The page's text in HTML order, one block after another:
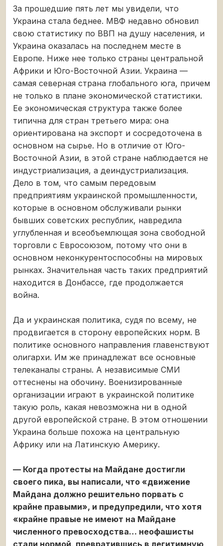
За прошедшие пять лет мы увидели, что
Украина стала беднее. МВФ недавно обновил
свою статистику по ВВП на душу населения, и
Украина оказалась на последнем месте в
Европе. Ниже нее только страны центральной
Африки и Юго-Восточной Азии. Украина —
самая северная страна глобального юга, причем
не только в плане экономической статистики.
Ее экономическая структура также более
типична для стран третьего мира: она
ориентирована на экспорт и сосредоточена в
основном на сырье. Но в отличие от Юго-
Восточной Азии, в этой стране наблюдается не
индустриализация, а деиндустриализация.
Дело в том, что самым передовым
предприятиям украинской промышленности,
которые в основном обслуживали рынки
бывших советских республик, навредила
углубленная и всеобъемлющая зона свободной
торговли с Евросоюзом, потому что они в
основном неконкурентоспособны на мировых
рынках. Значительная часть таких предприятий
находится в Донбассе, где продолжается
война.
Да и украинская политика, судя по всему, не
продвигается в сторону европейских норм. В
политике основного направления главенствуют
олигархи. Им же принадлежат все основные
телеканалы страны. А независимые СМИ
оттеснены на обочину. Военизированные
организации играют в украинской политике
такую роль, какая невозможна ни в одной
другой европейской стране. В этом отношении
Украина больше похожа на центральную
Африку или на Латинскую Америку.
— Когда протесты на Майдане достигли
своего пика, вы написали, что «движение
Майдана должно решительно порвать с
крайне правыми», и предупредили, что хотя
«крайне правые не имеют на Майдане
численного превосходства… неофашисты
стали нормой, превратившись в легитимную